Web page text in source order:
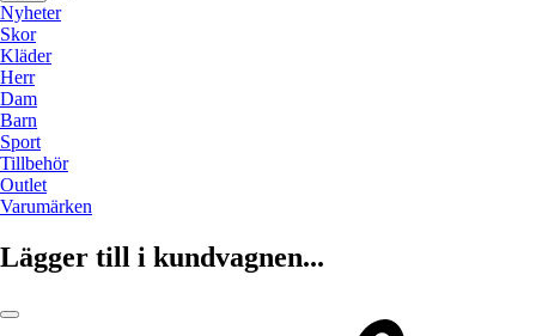
Nyheter
Skor
Kläder
Herr
Dam
Barn
Sport
Tillbehör
Outlet
Varumärken
Lägger till i kundvagnen...